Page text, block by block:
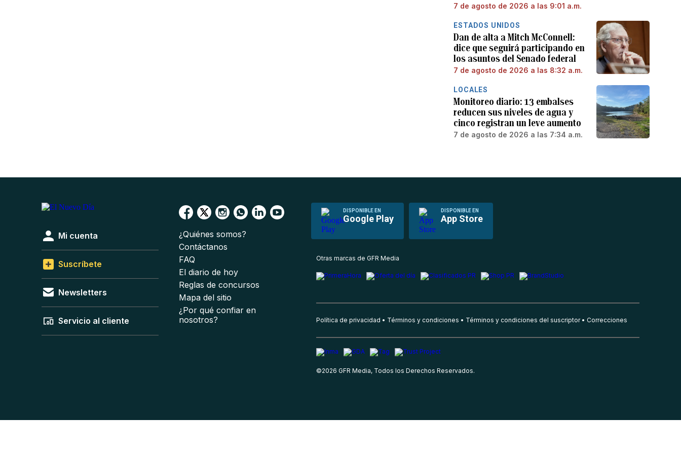
7 de agosto de 2026 a las 9:01 a.m.
ESTADOS UNIDOS
Dan de alta a Mitch McConnell:
dice que seguirá participando en
los asuntos del Senado federal
7 de agosto de 2026 a las 8:32 a.m.
LOCALES
Monitoreo diario: 13 embalses
reducen sus niveles de agua y
cinco registran un leve aumento
7 de agosto de 2026 a las 7:34 a.m.
DISPONIBLE EN
Google Play
DISPONIBLE EN
App Store
Mi cuenta
Suscríbete
Newsletters
Servicio al cliente
¿Quiénes somos?
Contáctanos
FAQ
El diario de hoy
Reglas de concursos
Mapa del sitio
¿Por qué confiar en
nosotros?
Otras marcas de GFR Media
Política de privacidad Términos y condiciones Términos y condiciones del suscriptor Correcciones
©2026 GFR Media, Todos los Derechos Reservados.